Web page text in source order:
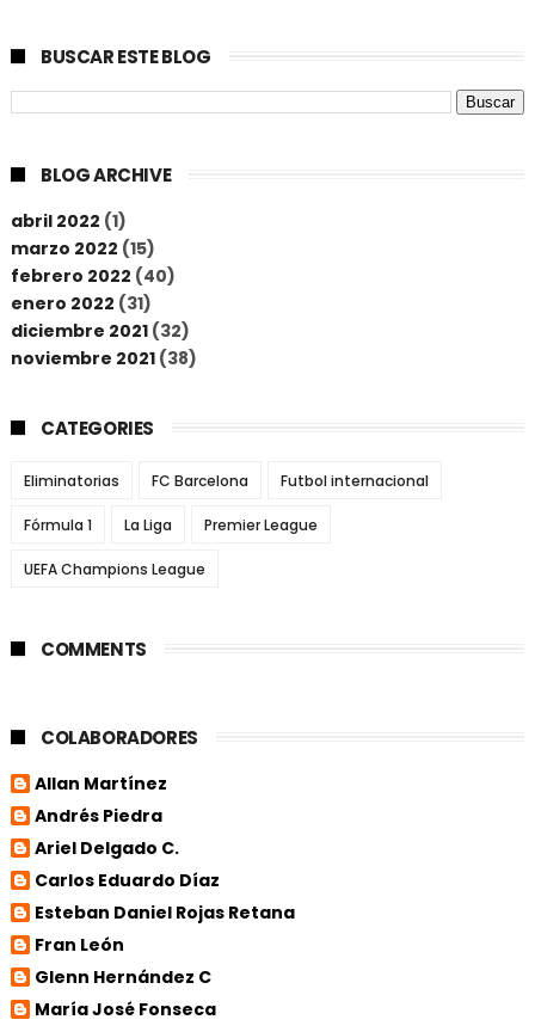
BUSCAR ESTE BLOG
BLOG ARCHIVE
abril 2022 (1)
marzo 2022 (15)
febrero 2022 (40)
enero 2022 (31)
diciembre 2021(32)
noviembre 2021(38)
CATEGORIES
Eliminatorias FC Barcelona Futbol internacional
Fórmula 1 La Liga Premier League
UEFA Champions League
COMMENTS
COLABORADORES
Allan Martínez
Andrés Piedra
Ariel Delgado C.
Carlos Eduardo Díaz
Esteban Daniel Rojas Retana
Fran León
Glenn Hernández C
María José Fonseca